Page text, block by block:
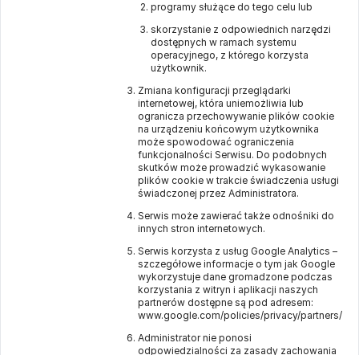
programy służące do tego celu lub
skorzystanie z odpowiednich narzędzi
dostępnych w ramach systemu
operacyjnego, z którego korzysta
użytkownik.
Zmiana konfiguracji przeglądarki
internetowej, która uniemożliwia lub
ogranicza przechowywanie plików cookie
na urządzeniu końcowym użytkownika
może spowodować ograniczenia
funkcjonalności Serwisu. Do podobnych
skutków może prowadzić wykasowanie
plików cookie w trakcie świadczenia usługi
świadczonej przez Administratora.
Serwis może zawierać także odnośniki do
innych stron internetowych.
Serwis korzysta z usług Google Analytics –
szczegółowe informacje o tym jak Google
wykorzystuje dane gromadzone podczas
korzystania z witryn i aplikacji naszych
partnerów dostępne są pod adresem:
www.google.com/policies/privacy/partners/
Administrator nie ponosi
odpowiedzialności za zasady zachowania